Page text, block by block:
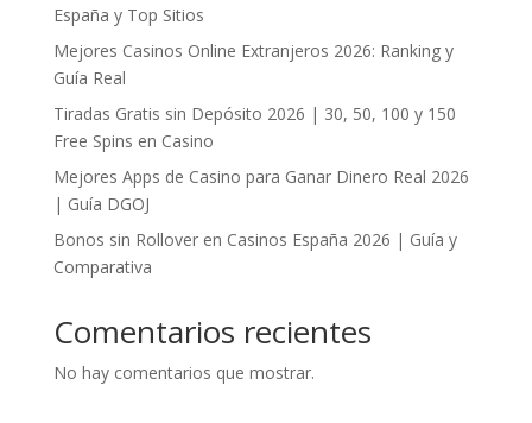
España y Top Sitios
Mejores Casinos Online Extranjeros 2026: Ranking y
Guía Real
Tiradas Gratis sin Depósito 2026 | 30, 50, 100 y 150
Free Spins en Casino
Mejores Apps de Casino para Ganar Dinero Real 2026
| Guía DGOJ
Bonos sin Rollover en Casinos España 2026 | Guía y
Comparativa
Comentarios recientes
No hay comentarios que mostrar.